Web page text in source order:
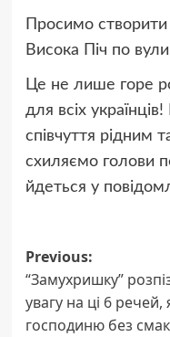
Просимо
Висока Піч по
Це не лише горе
для всіх
співчуття рідним
схиляємо голови
йдеться у
Post
Previous:
“Замухришку”
увагу на ці 6
господиню без